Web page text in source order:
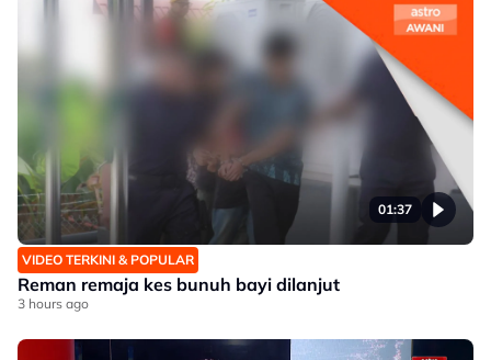
01:37
VIDEO TERKINI & POPULAR
Reman remaja kes bunuh bayi dilanjut
3 hours ago